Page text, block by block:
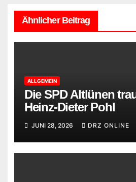
Ähnlicher Beitrag
ALLGEMEIN
Die SPD Altlünen
Heinz-Dieter Pohl
JUNI 28, 2026 DRZ ONLINE